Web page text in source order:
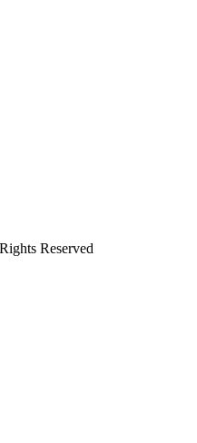
Reserved